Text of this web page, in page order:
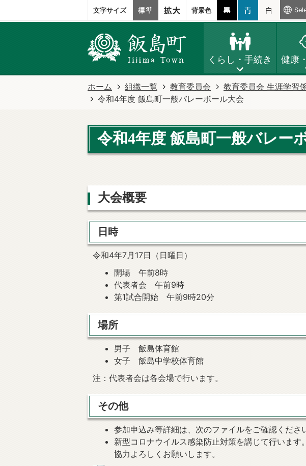
文字サイズ 背景色
くらし・手続き 健康
ホーム 組織一覧 教育委員会 教育委員会 生涯学習
令和4年度 飯島町一般バレーボール大会
令和4年度 飯島町一般バレー
大会概要
日時
令和4年7月17日（日曜日）
開場 午前8時
代表者会 午前9時
第1試合開始 午前9時20分
場所
男子 飯島体育館
女子 飯島中学校体育館
注：代表者会は各会場で行います。
その他
参加申込み等詳細は、次のファイルをご確認くださ
新型コロナウイルス感染防止対策を講じて行いま
協力よろしくお願いします。